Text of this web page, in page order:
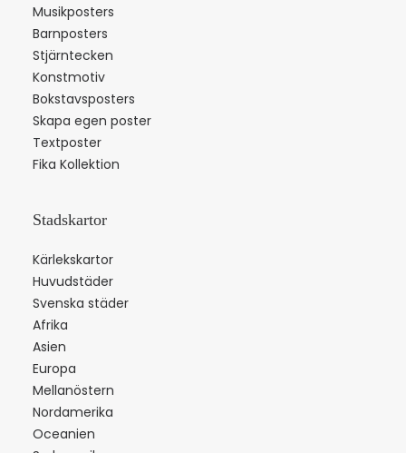
Musikposters
Barnposters
Stjärntecken
Konstmotiv
Bokstavsposters
Skapa egen poster
Textposter
Fika Kollektion
Stadskartor
Kärlekskartor
Huvudstäder
Svenska städer
Afrika
Asien
Europa
Mellanöstern
Nordamerika
Oceanien